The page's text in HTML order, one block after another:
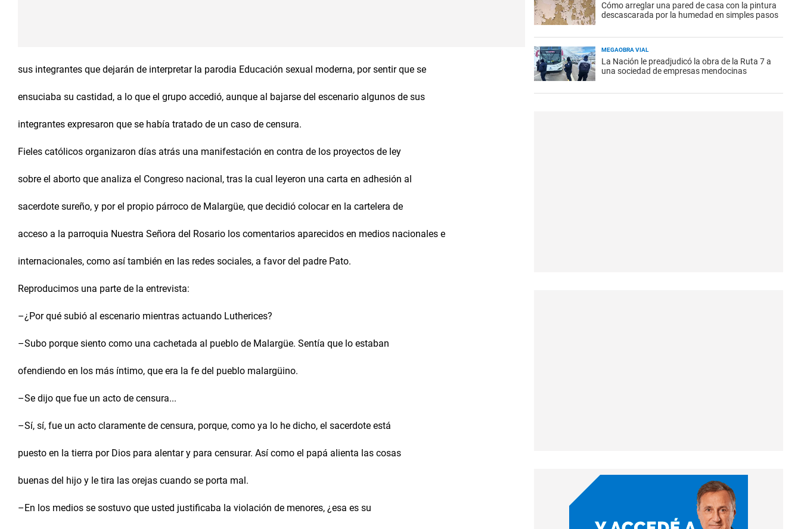
sus integrantes que dejarán de interpretar la parodia Educación sexual moderna, por sentir que se
ensuciaba su castidad, a lo que el grupo accedió, aunque al bajarse del escenario algunos de sus
integrantes expresaron que se había tratado de un caso de censura.
Fieles católicos organizaron días atrás una manifestación en contra de los proyectos de ley
sobre el aborto que analiza el Congreso nacional, tras la cual leyeron una carta en adhesión al
sacerdote sureño, y por el propio párroco de Malargüe, que decidió colocar en la cartelera de
acceso a la parroquia Nuestra Señora del Rosario los comentarios aparecidos en medios nacionales e
internacionales, como así también en las redes sociales, a favor del padre Pato.
Reproducimos una parte de la entrevista:
–¿Por qué subió al escenario mientras actuando Lutherices?
–Subo porque siento como una cachetada al pueblo de Malargüe. Sentía que lo estaban
ofendiendo en los más íntimo, que era la fe del pueblo malargüino.
–Se dijo que fue un acto de censura...
–Sí, sí, fue un acto claramente de censura, porque, como ya lo he dicho, el sacerdote está
puesto en la tierra por Dios para alentar y para censurar. Así como el papá alienta las cosas
buenas del hijo y le tira las orejas cuando se porta mal.
–En los medios se sostuvo que usted justificaba la violación de menores, ¿esa es su
Cómo arreglar una pared de casa con la pintura
descascarada por la humedad en simples pasos
MEGAOBRA VIAL
La Nación le preadjudicó la obra de la Ruta 7 a
una sociedad de empresas mendocinas